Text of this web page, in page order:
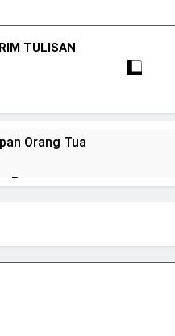
TULISAN
Orang Tua